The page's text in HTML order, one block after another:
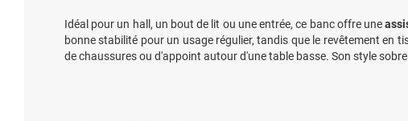
Idéal pour un hall, un bout de lit ou une entrée, ce banc offre une
bonne stabilité pour un usage régulier, tandis que le revêtement en
de chaussures ou d'appoint autour d'une table basse. Son style sobre